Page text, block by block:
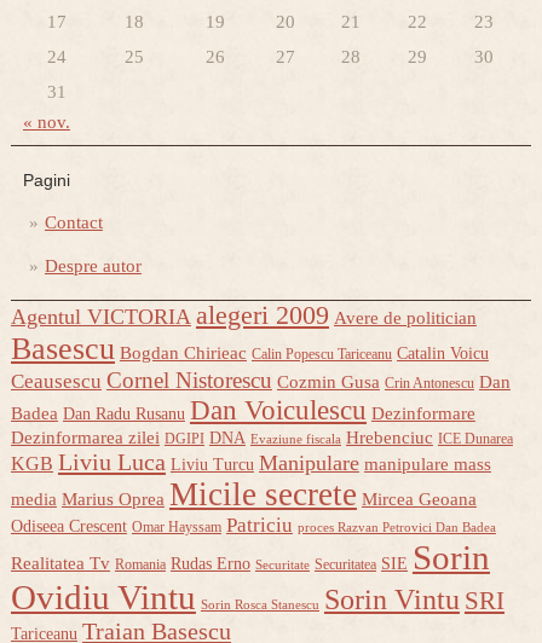
17
18 19 20 21 22
23
24
25 26 27 28 29
30
31
« nov.
Pagini
Contact
Despre autor
Agentul VICTORIA alegeri 2009 Avere de politician
Basescu Bogdan Chirieac Calin Popescu Tariceanu Catalin Voicu
Ceausescu Cornel Nistorescu Cozmin Gusa Crin Antonescu Dan
Badea Dan Radu Rusanu Dan Voiculescu Dezinformare
Dezinformarea zilei DGIPI DNA Evaziune fiscala Hrebenciuc ICE Dunarea
KGB Liviu Luca Liviu Turcu Manipulare manipulare mass
media Marius Oprea Micile secrete Mircea Geoana
Odiseea Crescent Omar Hayssam Patriciu proces Razvan Petrovici Dan Badea
Realitatea Tv Romania Rudas Erno Securitate Securitatea SIE Sorin
Ovidiu Vintu Sorin Rosca Stanescu Sorin Vintu SRI
Tariceanu Traian Basescu